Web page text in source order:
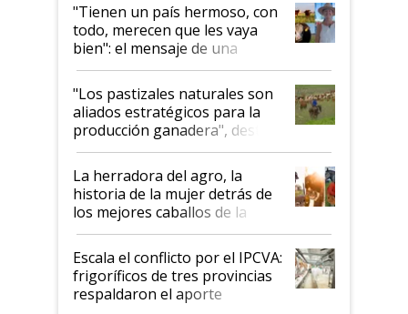
"Tienen un país hermoso, con
todo, merecen que les vaya
bien": el mensaje de una
ganadera uruguaya sobre las
oportunidades que se abren
para el agro en Argentina, con
foco en la carne
"Los pastizales naturales son
aliados estratégicos para la
producción ganadera", destaca
la iniciativa que ya reúne a 46
establecimientos en Argentina
La herradora del agro, la
historia de la mujer detrás de
los mejores caballos de la
Argentina y los mitos que
todavía hacen sufrir a estos
animales: "Mientras me
descalificaban, yo seguí
haciendo currículum"
Escala el conflicto por el IPCVA:
frigoríficos de tres provincias
respaldaron el aporte